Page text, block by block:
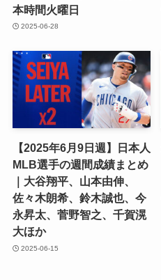
本時間火曜日
2025-06-28
【2025年6月9日週】日本人
MLB選手の週間成績まとめ
｜大谷翔平、山本由伸、
佐々木朗希、鈴木誠也、今
永昇太、菅野智之、千賀滉
大ほか
2025-06-15